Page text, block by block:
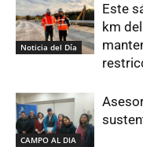
Noticia del Día
Este
km
CAMPO AL DIA